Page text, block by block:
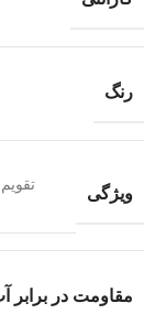
رنگ
ویژگی تقویم
مقاومت در برابر